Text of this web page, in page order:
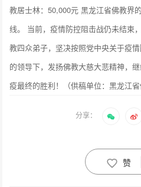
教居士林：50,000元 黑龙江省佛教界
线。 当前，疫情防控阻击战仍未结束
教四众弟子，坚决按照党中央关于疫
的领导下，发扬佛教大慈大悲精神，
疫最终的胜利！（供稿单位：黑龙江省
分享：
赞